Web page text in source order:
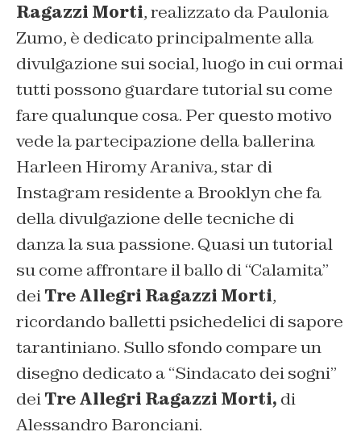
Ragazzi Morti, realizzato da Paulonia
Zumo, è dedicato principalmente alla
divulgazione sui social, luogo in cui ormai
tutti possono guardare tutorial su come
fare qualunque cosa. Per questo motivo
vede la partecipazione della ballerina
Harleen Hiromy Araniva, star di
Instagram residente a Brooklyn che fa
della divulgazione delle tecniche di
danza la sua passione. Quasi un tutorial
su come affrontare il ballo di “Calamita”
deiTre Allegri Ragazzi Morti,
ricordando balletti psichedelici di sapore
tarantiniano. Sullo sfondo compare un
disegno dedicato a “Sindacato dei sogni”
deiTre Allegri Ragazzi Morti, di
Alessandro Baronciani.